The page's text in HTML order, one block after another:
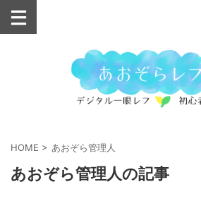
HOME > あおぞら管理人
あおぞら管理人の記事